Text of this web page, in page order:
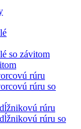
so závitom
rúru
rúru so
rúru
rúru so